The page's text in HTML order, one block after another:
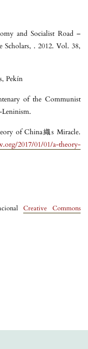
Creative Commons
and Socialist Road –
Scholars, . 2012. Vol. 38,
Pekín
of the Communist
of China織s Miracle.
2017/01/01/a-theory-